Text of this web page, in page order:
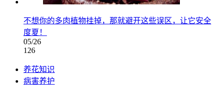
不想你的多肉植物挂掉，那就避开这些误区，让它安全
度夏！
05/26
126
养花知识
病害养护